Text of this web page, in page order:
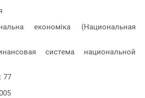
економіка (Национальная
система национальной
: 77